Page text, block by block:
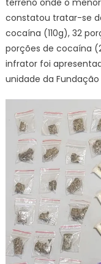
constatou tratar-se
cocaína (110g), 32
porções de cocaína
infrator foi
unidade da